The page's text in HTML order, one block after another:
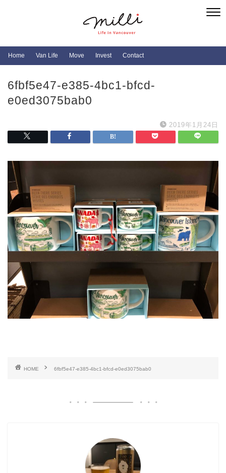
Home Van Life Move Invest Contact
6fbf5e47-e385-4bc1-bfcd-
e0ed3075bab0
2019年1月24日
HOME 6fbf5e47-e385-4bc1-bfcd-e0ed3075bab0